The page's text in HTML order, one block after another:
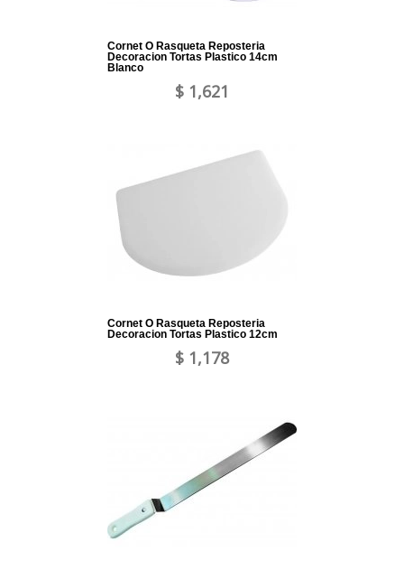
Cornet O Rasqueta Reposteria
Decoracion Tortas Plastico 14cm
Blanco
$ 1,621
Cornet O Rasqueta Reposteria
Decoracion Tortas Plastico 12cm
$ 1,178